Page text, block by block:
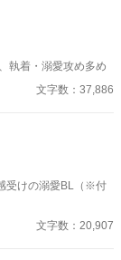
ンデレ、執着・溺愛攻め多め
文字数：37,886
受けの溺愛BL（※付
文字数：20,907